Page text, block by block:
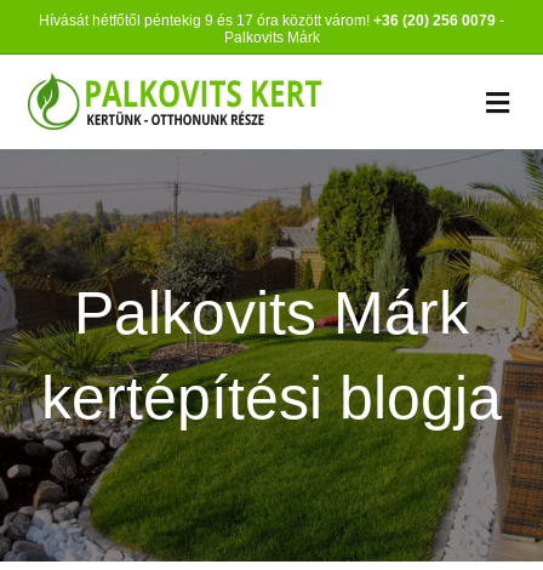
Hívását hétfőtől péntekig 9 és 17 óra között várom! +36 (20) 256 0079 -
Palkovits Márk
Palkovits Márk
kertépítési blogja